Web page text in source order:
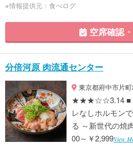
※情報提供元：食べログ
空席確認
分倍河原 肉流通センター
東京都府中市片
★★★☆☆3.14 ■【
レなしホルモン
る ～新世代の焼
00～￥2,999View